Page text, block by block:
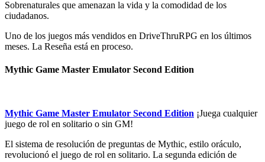
Sobrenaturales que amenazan la vida y la comodidad de los
ciudadanos.
Uno de los juegos más vendidos en DriveThruRPG en los últimos
meses. La Reseña está en proceso.
Mythic Game Master Emulator Second Edition
Mythic Game Master Emulator Second Edition ¡Juega cualquier
juego de rol en solitario o sin GM!
El sistema de resolución de preguntas de Mythic, estilo oráculo,
revolucionó el juego de rol en solitario. La segunda edición de